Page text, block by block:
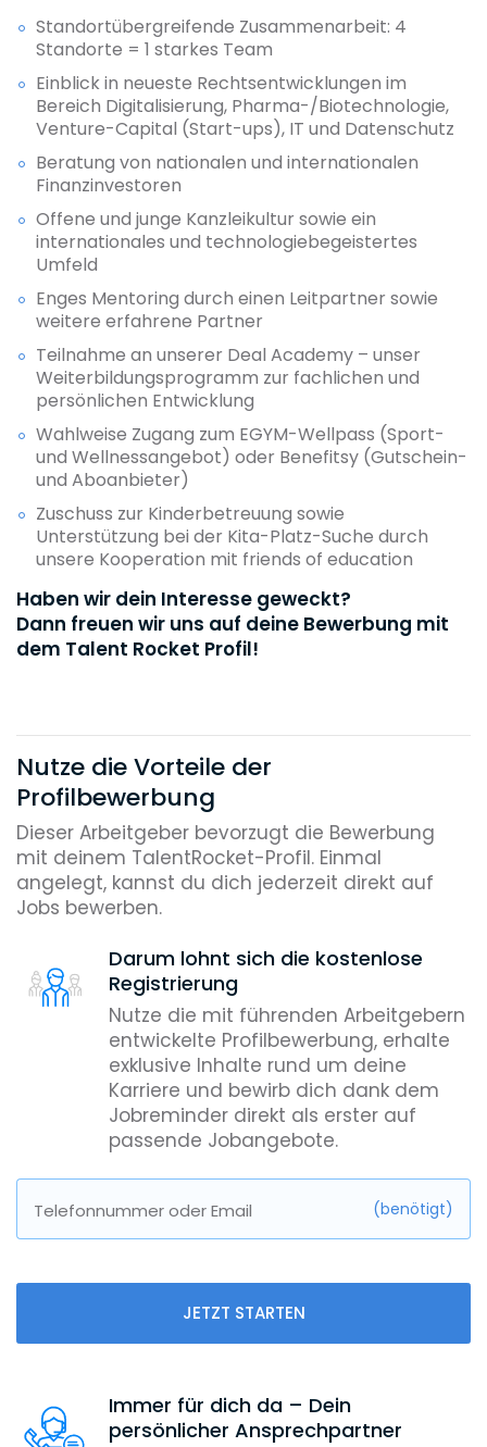
Standortübergreifende Zusammenarbeit: 4
Standorte = 1 starkes Team
Einblick in neueste Rechtsentwicklungen im
Bereich Digitalisierung, Pharma-/Biotechnologie,
Venture-Capital (Start-ups), IT und Datenschutz
Beratung von nationalen und internationalen
Finanzinvestoren
Offene und junge Kanzleikultur sowie ein
internationales und technologiebegeistertes
Umfeld
Enges Mentoring durch einen Leitpartner sowie
weitere erfahrene Partner
Teilnahme an unserer Deal Academy – unser
Weiterbildungsprogramm zur fachlichen und
persönlichen Entwicklung
Wahlweise Zugang zum EGYM-Wellpass (Sport-
und Wellnessangebot) oder Benefitsy (Gutschein-
und Aboanbieter)
Zuschuss zur Kinderbetreuung sowie
Unterstützung bei der Kita-Platz-Suche durch
unsere Kooperation mit friends of education
Haben wir dein Interesse geweckt?
Dann freuen wir uns auf deine Bewerbung mit
dem Talent Rocket Profil!
Nutze die Vorteile der
Profilbewerbung
Dieser Arbeitgeber bevorzugt die Bewerbung
mit deinem TalentRocket-Profil. Einmal
angelegt, kannst du dich jederzeit direkt auf
Jobs bewerben.
Darum lohnt sich die kostenlose
Registrierung
Nutze die mit führenden Arbeitgebern
entwickelte Profilbewerbung, erhalte
exklusive Inhalte rund um deine
Karriere und bewirb dich dank dem
Jobreminder direkt als erster auf
passende Jobangebote.
Telefonnummer oder Email (benötigt)
JETZT STARTEN
Immer für dich da – Dein
persönlicher Ansprechpartner